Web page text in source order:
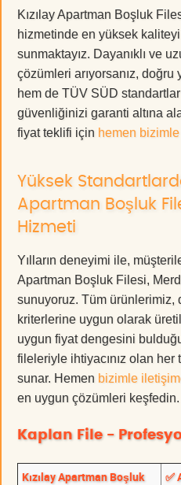
Kızılay Apartman Boşluk
hizmetinde en yüksek
sunmaktayız. Dayanıklı ve
çözümleri arıyorsanız,
hem de TÜV SÜD
güvenliğinizi garanti altına
fiyat teklifi için hemen
Yüksek
Apartman Boşluk
Hizmeti
Yılların deneyimi ile,
Apartman Boşluk Filesi,
sunuyoruz. Tüm ürünlerimiz,
kriterlerine uygun olarak
uygun fiyat dengesini
fileleriyle ihtiyacınız olan
sunar. Hemen bizimle
en uygun çözümleri keşfedin.
Kaplan File -
Kızılay Apartman Boşluk
✅